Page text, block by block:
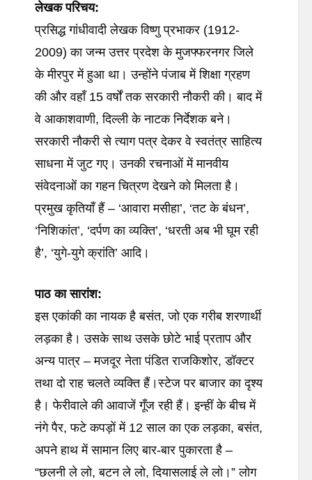
लेखक परिचय:
प्रसिद्ध गांधीवादी लेखक विष्णु प्रभाकर (1912-
2009) का जन्म उत्तर प्रदेश के मुजफ्फरनगर जिले
के मीरपुर में हुआ था। उन्होंने पंजाब में शिक्षा ग्रहण
की और वहाँ 15 वर्षों तक सरकारी नौकरी की। बाद में
वे आकाशवाणी, दिल्ली के नाटक निर्देशक बने।
सरकारी नौकरी से त्याग पत्र देकर वे स्वतंत्र साहित्य
साधना में जुट गए। उनकी रचनाओं में मानवीय
संवेदनाओं का गहन चित्रण देखने को मिलता है।
प्रमुख कृतियाँ हैं – ‘आवारा मसीहा’, ‘तट के बंधन’,
‘निशिकांत’, ‘दर्पण का व्यक्ति’, ‘धरती अब भी घूम रही
है’, ‘युगे-युगे क्रांति’ आदि।
पाठ का सारांश:
इस एकांकी का नायक है बसंत, जो एक गरीब शरणार्थी
लड़का है। उसके साथ उसके छोटे भाई प्रताप और
अन्य पात्र – मजदूर नेता पंडित राजकिशोर, डॉक्टर
तथा दो राह चलते व्यक्ति हैं।स्टेज पर बाजार का दृश्य
है। फेरीवाले की आवाजें गूँज रही हैं। इन्हीं के बीच में
नंगे पैर, फटे कपड़ों में 12 साल का एक लड़का, बसंत,
अपने हाथ में सामान लिए बार-बार पुकारता है –
“छलनी ले लो, बटन ले लो, दियासलाई ले लो।” लोग